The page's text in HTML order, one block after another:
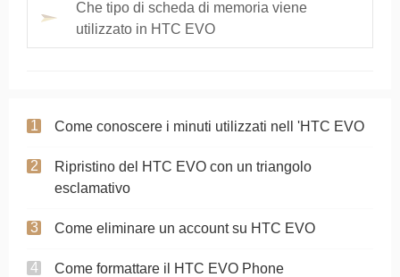
Che tipo di scheda di memoria viene
utilizzato in HTC EVO
Come conoscere i minuti utilizzati nell 'HTC EVO
Ripristino del HTC EVO con un triangolo
esclamativo
Come eliminare un account su HTC EVO
Come formattare il HTC EVO Phone